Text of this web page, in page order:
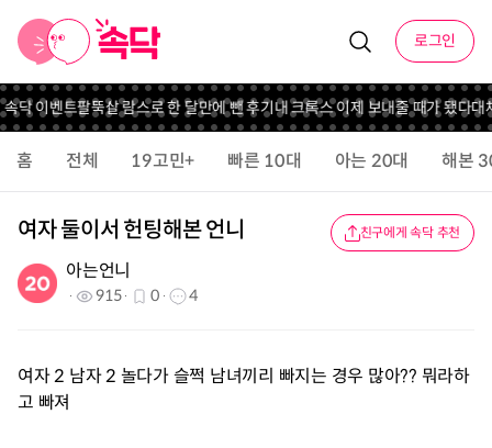
로그인
닥 이벤트팔뚝살 람스로 한 달만에 뺀 후기내 크록스 이제 보내줄 때가 됐다대
홈 전체 19고민+ 빠른 10대 아는 20대 해본
여자 둘이서 헌팅해본 언니 친구에게 속닥 추천
아는언니
915 0 4
여자 2 남자 2 놀다가 슬쩍 남녀끼리 빠지는 경우 많아?? 뭐라하
고 빠져